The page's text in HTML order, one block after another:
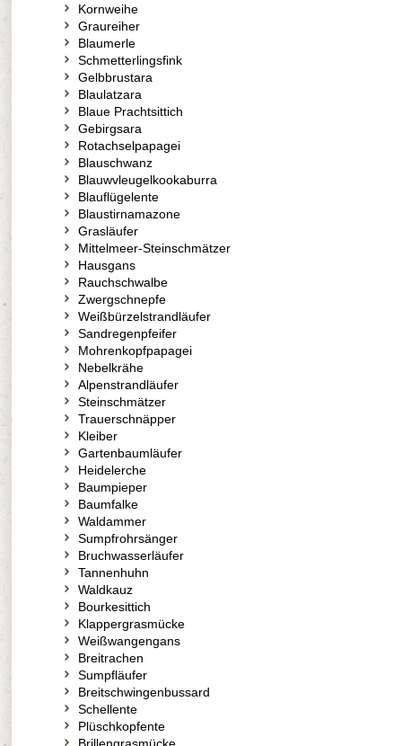
Kornweihe
Graureiher
Blaumerle
Schmetterlingsfink
Gelbbrustara
Blaulatzara
Blaue Prachtsittich
Gebirgsara
Rotachselpapagei
Blauschwanz
Blauwvleugelkookaburra
Blauflügelente
Blaustirnamazone
Grasläufer
Mittelmeer-Steinschmätzer
Hausgans
Rauchschwalbe
Zwergschnepfe
Weißbürzelstrandläufer
Sandregenpfeifer
Mohrenkopfpapagei
Nebelkrähe
Alpenstrandläufer
Steinschmätzer
Trauerschnäpper
Kleiber
Gartenbaumläufer
Heidelerche
Baumpieper
Baumfalke
Waldammer
Sumpfrohrsänger
Bruchwasserläufer
Tannenhuhn
Waldkauz
Bourkesittich
Klappergrasmücke
Weißwangengans
Breitrachen
Sumpfläufer
Breitschwingenbussard
Schellente
Plüschkopfente